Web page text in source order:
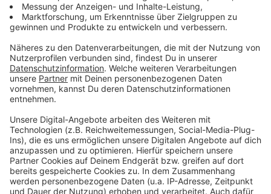
Viele Unternehmensgründungen in Leverkusen
Parasportler Markus Rehm erhält Leverkusener
Löwen
Martinszüge in Leverkusen starten: Größter am
Wochenende